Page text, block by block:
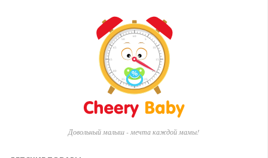
Довольный малыш - мечта каждой мамы!